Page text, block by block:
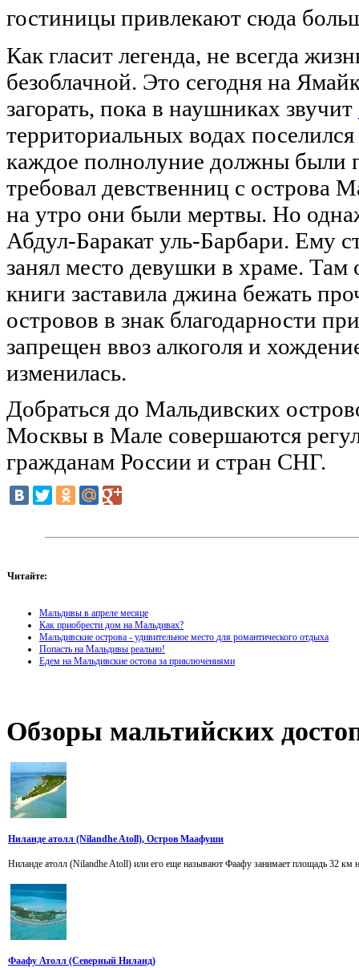
гостиницы привлекают сюда
Как гласит легенда, не всегда
безоблачной. Это сегодня на
загорать, пока в наушниках звучит
территориальных водах
каждое полнолуние должны были
требовал девственниц с острова
на утро они были мертвы. Но
Абдул-Баракат уль-Барбари. Ему
занял место девушки в храме.
книги заставила джина бежать
островов в знак благодарности
запрещен ввоз алкоголя и
изменилась.
Добраться до Мальдивских
Москвы в Мале совершаются
гражданам России и стран СНГ.
Читайте:
Мальдивы в апреле месяце
Как приобрести дом на Мальдивах?
Мальдивские острова - удивительное место для романтического отдыха
Попасть на Мальдивы реально!
Едем на Мальдивские остова за приключениями
Обзоры мальтийских
Ниланде атолл (Nilandhe Atoll), Остров Маафуши
Ниланде атолл (Nilandhe Atoll) или его еще называют Фаафу занимает площадь 32
Фаафу Атолл (Северный Ниланд)